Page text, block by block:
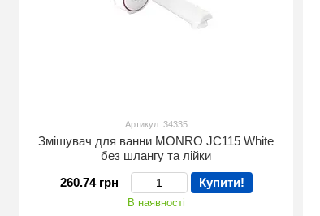
Артикул: 34335
Змішувач для ванни MONRO JC115 White
без шлангу та лійки
260.74 грн
Купити!
В наявності